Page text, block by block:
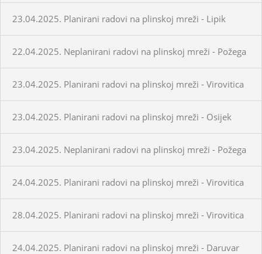
23.04.2025. Planirani radovi na plinskoj mreži - Lipik
22.04.2025. Neplanirani radovi na plinskoj mreži - Požega
23.04.2025. Planirani radovi na plinskoj mreži - Virovitica
23.04.2025. Planirani radovi na plinskoj mreži - Osijek
23.04.2025. Neplanirani radovi na plinskoj mreži - Požega
24.04.2025. Planirani radovi na plinskoj mreži - Virovitica
28.04.2025. Planirani radovi na plinskoj mreži - Virovitica
24.04.2025. Planirani radovi na plinskoj mreži - Daruvar